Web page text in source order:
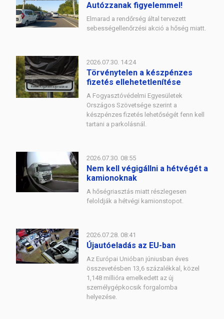
Autózzanak figyelemmel!
Elmarad a rendőrség által tervezett
sebességellenőrzési akció a hőség miatt.
2026.07.30. 14:24
Törvénytelen a készpénzes
fizetés ellehetetlenítése
A Fogyasztóvédelmi Egyesületek
Országos Szövetsége szerint a
készpénzes fizetés lehetőségét fenn kell
tartani a parkolásnál.
2026.07.30. 08:55
Nem kell végigállni a hétvégét a
kamionoknak
A hőségriasztás miatt részlegesen
feloldják a hétvégi kamionstopot.
2026.07.28. 08:41
Újautóeladás az EU-ban
Az Európai Unióban júniusban éves
összevetésben 13,6 százalékkal, közel
1,148 millióra emelkedett az új
személygépkocsik forgalomba
helyezése.